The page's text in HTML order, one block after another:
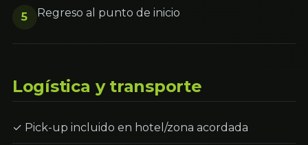
5 Regreso al punto de inicio
Logística y transporte
✓ Pick-up incluido en hotel/zona acordada